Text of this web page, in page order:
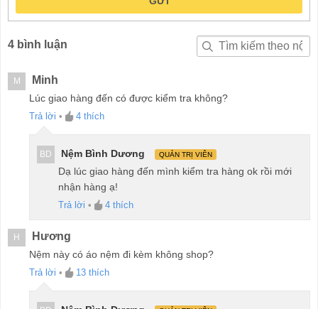
4 bình luận
M Minh
Lúc giao hàng đến có được kiểm tra không?
Trả lời • 4 thích
BD Nệm Bình Dương QUẢN TRỊ VIÊN
Dạ lúc giao hàng đến mình kiểm tra hàng ok rồi mới
nhận hàng ạ!
Trả lời • 4 thích
H Hương
Nệm này có áo nệm đi kèm không shop?
Trả lời • 13 thích